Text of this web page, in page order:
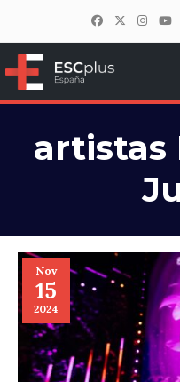
ESCplus
artistas
Nov
15
2024